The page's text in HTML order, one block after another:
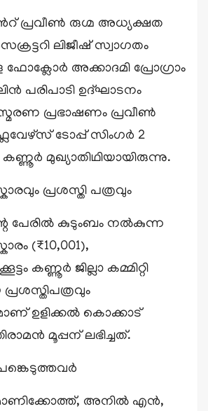
പ്രവീൺ രുഗ്മ അധ്യക്ഷത
ലിജീഷ് സ്വാഗതം
അക്കാദമി പ്രോഗ്രാം
പരിപാടി ഉദ്ഘാടനം
പ്രഭാഷണം പ്രവീൺ
ടോപ്പ് സിംഗർ 2
മുഖ്യാതിഥിയായിരുന്നു.
പ്രശസ്തി പത്രവും
പേരിൽ കുടുംബം നൽകുന്ന
(₹10,001),
കണ്ണൂർ ജില്ലാ കമ്മിറ്റി
ഉളിക്കൽ കൊക്കാട്
മൂപ്പന് ലഭിച്ചത്.
അനിൽ എൻ,